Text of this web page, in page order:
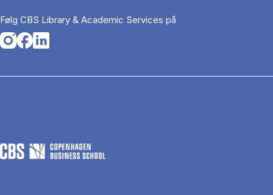
Følg CBS Library & Academic Services på
Opens in a new tab
Opens in a new tab
Opens in a new tab